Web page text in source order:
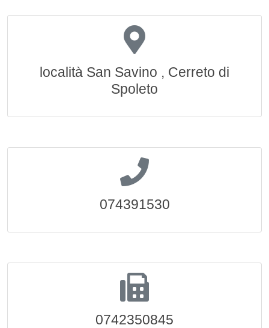
località San Savino , Cerreto di
Spoleto
074391530
0742350845